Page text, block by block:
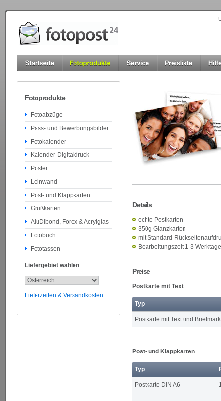
Fotoprodukte
Fotoabzüge
Pass- und Bewerbungsbilder
Fotokalender
Kalender-Digitaldruck
Poster
Leinwand
Post- und Klappkarten
Grußkarten
AluDibond, Forex & Acrylglas
Fotobuch
Fototassen
Liefergebiet wählen
Lieferzeiten & Versandkosten
Details
echte Postkarten
350g Glanzkarton
mit Standard-
Bearbeitungszeit 1-3 Werktage
Preise
Postkarte mit Text
Typ
Postkarte mit Text und
Post- und Klappkarten
Typ
Postkarte DIN A6